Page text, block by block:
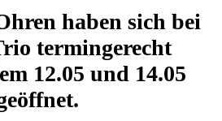
haben sich bei
termingerecht
12.05 und 14.05